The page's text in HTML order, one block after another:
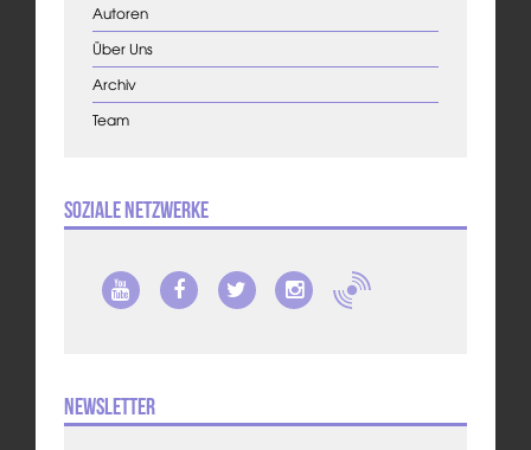
Autoren
Über Uns
Archiv
Team
Soziale Netzwerke
Newsletter